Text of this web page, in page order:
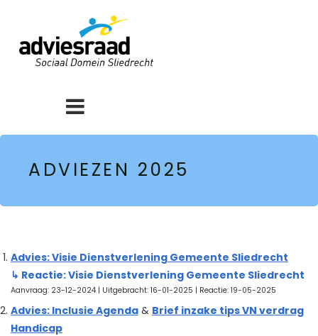
ADVIEZEN 2025
Advies: Visie Dienstverlening Gemeente Sliedrecht
↳ Reactie: Visie Dienstverlening Gemeente Sliedrecht
Aanvraag: 23-12-2024 | Uitgebracht: 16-01-2025 | Reactie: 19-05-2025
Advies: Inclusie Agenda & Brief inzake tips VN verdrag
Handicap